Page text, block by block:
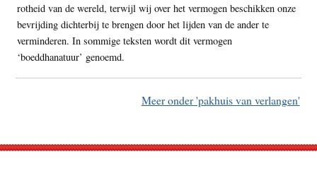
rotheid van de wereld, terwijl wij over het vermogen beschikken onze
bevrijding dichterbij te brengen door het lijden van de ander te
verminderen. In sommige teksten wordt dit vermogen
‘boeddhanatuur’ genoemd.
Meer onder 'pakhuis van verlangen'